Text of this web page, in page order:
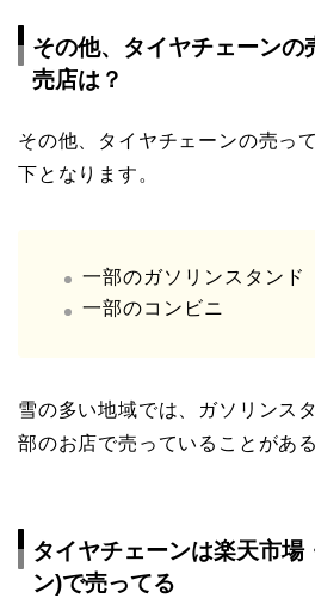
その他、タイヤチェーンの
売店は？
その他、タイヤチェーンの売っ
下となります。
一部のガソリンスタンド
一部のコンビニ
雪の多い地域では、ガソリンス
部のお店で売っていることがあ
タイヤチェーンは楽天市
ン)で売ってる